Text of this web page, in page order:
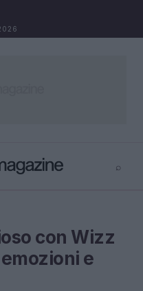
⌕
con Wizz
e